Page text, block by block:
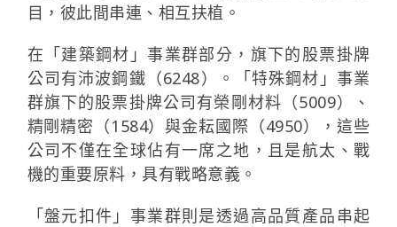
目，彼此間串連、相互扶植。
在「建築鋼材」事業群部分，旗下的股票掛牌
公司有沛波鋼鐵（6248）。「特殊鋼材」事業
群旗下的股票掛牌公司有榮剛材料（5009）、
精剛精密（1584）與金耘國際（4950），這些
公司不僅在全球佔有一席之地，且是航太、戰
機的重要原料，具有戰略意義。
「盤元扣件」事業群則是透過高品質產品串起